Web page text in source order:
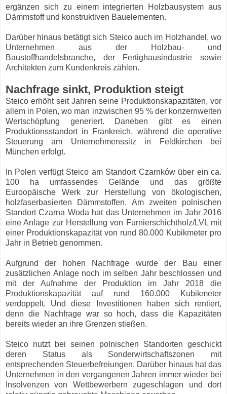
ergänzen sich zu einem integrierten Holzbausystem aus
Dämmstoff und konstruktiven Bauelementen.
Darüber hinaus betätigt sich Steico auch im Holzhandel, wo
Unternehmen aus der Holzbau- und
Baustoffhandelsbranche, der Fertighausindustrie sowie
Architekten zum Kundenkreis zählen.
Nachfrage sinkt, Produktion steigt
Steico erhöht seit Jahren seine Produktionskapazitäten, vor
allem in Polen, wo man inzwischen 95 % der konzernweiten
Wertschöpfung generiert. Daneben gibt es einen
Produktionsstandort in Frankreich, während die operative
Steuerung am Unternehmenssitz in Feldkirchen bei
München erfolgt.
In Polen verfügt Steico am Standort Czarnków über ein ca.
100 ha umfassendes Gelände und das größte
Euroopäische Werk zur Herstellung von ökologischen,
holzfaserbasierten Dämmstoffen. Am zweiten polnischen
Standort Czarna Woda hat das Unternehmen im Jahr 2016
eine Anlage zur Herstellung von Furnierschichtholz/LVL mit
einer Produktionskapazität von rund 80.000 Kubikmeter pro
Jahr in Betrieb genommen.
Aufgrund der hohen Nachfrage wurde der Bau einer
zusätzlichen Anlage noch im selben Jahr beschlossen und
mit der Aufnahme der Produktion im Jahr 2018 die
Produktionskapazität auf rund 160.000 Kubikmeter
verdoppelt. Und diese Investitionen haben sich rentiert,
denn die Nachfrage war so hoch, dass die Kapazitäten
bereits wieder an ihre Grenzen stießen.
Steico nutzt bei seinen polnischen Standorten geschickt
deren Status als Sonderwirtschaftszonen mit
entsprechenden Steuerbefreiungen. Darüber hinaus hat das
Unternehmen in den vergangenen Jahren immer wieder bei
Insolvenzen von Wettbewerbern zugeschlagen und dort